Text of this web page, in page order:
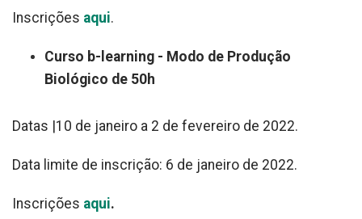
Inscrições aqui.
Curso b-learning - Modo de Produção
Biológico de 50h
Datas |10 de janeiro a 2 de fevereiro de 2022.
Data limite de inscrição: 6 de janeiro de 2022.
Inscrições aqui.